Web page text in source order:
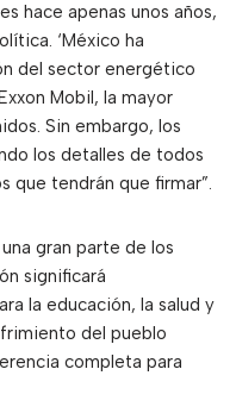
hace apenas unos años,
‘México ha
del sector energético
Mobil, la mayor
Sin embargo, los
los detalles de todos
que tendrán que firmar”.
gran parte de los
significará
la educación, la salud y
del pueblo
completa para